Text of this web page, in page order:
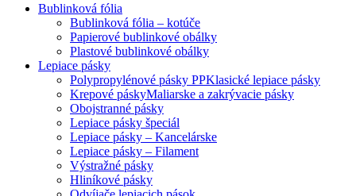
Bublinková fólia
Bublinková fólia – kotúče
Papierové bublinkové obálky
Plastové bublinkové obálky
Lepiace pásky
Polypropylénové pásky PPKlasické lepiace pásky
Krepové páskyMaliarske a zakrývacie pásky
Obojstranné pásky
Lepiace pásky špeciál
Lepiace pásky – Kancelárske
Lepiace pásky – Filament
Výstražné pásky
Hliníkové pásky